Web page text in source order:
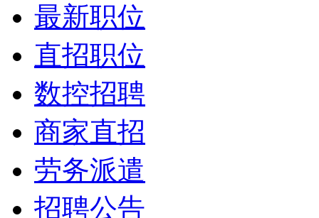
最新职位
直招职位
数控招聘
商家直招
劳务派遣
招聘公告